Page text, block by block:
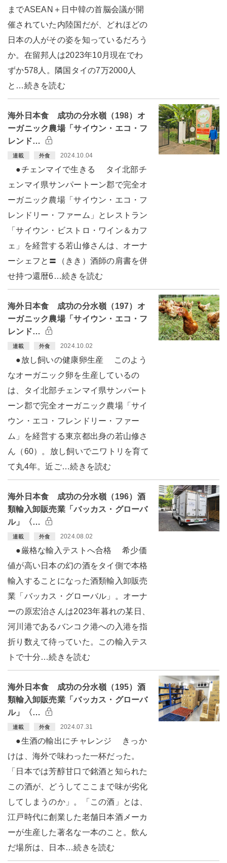
までASEAN＋日中韓の首脳会議が開
催されていた内陸国だが、どれほどの
日本の人がその姿を知っているだろう
か。在留邦人は2023年10月現在でわ
ずか578人。隣国タイの7万2000人
と…続きを読む
海外日本食 成功の分水嶺（198）オ
ーガニック農場「サイウン・エコ・フ
レンド…
連載 外食 2024.10.04
●チェンマイで生きる タイ北部チ
ェンマイ県サンパートーン郡で完全オ
ーガニック農場「サイウン・エコ・フ
レンドリー・ファーム」とレストラン
「サイウン・ビストロ・ワイン＆カフ
ェ」を経営する若山修さんは、オーナ
ーシェフと〓（きき）酒師の肩書を併
せ持つ還暦6…続きを読む
海外日本食 成功の分水嶺（197）オ
ーガニック農場「サイウン・エコ・フ
レンド…
連載 外食 2024.10.02
●放し飼いの健康卵生産 このよう
なオーガニック卵を生産しているの
は、タイ北部チェンマイ県サンパート
ーン郡で完全オーガニック農場「サイ
ウン・エコ・フレンドリー・ファー
ム」を経営する東京都出身の若山修さ
ん（60）。放し飼いでニワトリを育て
て丸4年。近ご…続きを読む
海外日本食 成功の分水嶺（196）酒
類輸入卸販売業「バッカス・グローバ
ル」〈…
連載 外食 2024.08.02
●厳格な輸入テストへ合格 希少価
値が高い日本の幻の酒をタイ側で本格
輸入することになった酒類輸入卸販売
業「バッカス・グローバル」。オーナ
ーの原宏治さんは2023年暮れの某日、
河川港であるバンコク港への入港を指
折り数えて待っていた。この輸入テス
トで十分…続きを読む
海外日本食 成功の分水嶺（195）酒
類輸入卸販売業「バッカス・グローバ
ル」〈…
連載 外食 2024.07.31
●生酒の輸出にチャレンジ きっか
けは、海外で味わった一杯だった。
「日本では芳醇甘口で銘酒と知られた
この酒が、どうしてここまで味が劣化
してしまうのか」。「この酒」とは、
江戸時代に創業した老舗日本酒メーカ
ーが生産した著名な一本のこと。飲ん
だ場所は、日本…続きを読む